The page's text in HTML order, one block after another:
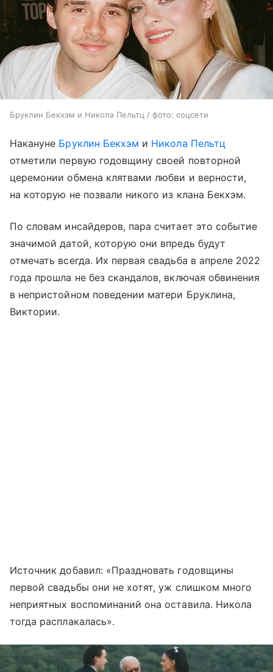
Бруклин Бекхэм и Никола Пельтц / фото: соцсети
Накануне Бруклин Бекхэм и Никола Пельтц
отметили первую годовщину своей повторной
церемонии обмена клятвами любви и верности,
на которую не позвали никого из клана Бекхэм.
По словам инсайдеров, пара считает это событие
значимой датой, которую они впредь будут
отмечать всегда. Их первая свадьба в апреле 2022
года прошла не без скандалов, включая обвинения
в непристойном поведении матери Бруклина,
Виктории.
Источник добавил: «Праздновать годовщины
первой свадьбы они не хотят, уж слишком много
неприятных воспоминаний она оставила. Никола
тогда расплакалась».